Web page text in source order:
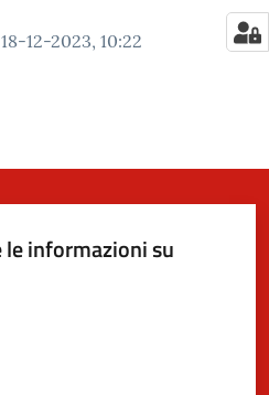
18-12-2023, 10:22
le informazioni su